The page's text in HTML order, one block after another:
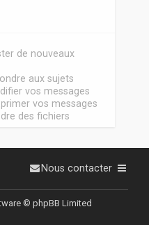
de nouveaux
aux sujets
vos messages
vos messages
des fichiers
Nous contacter
© phpBB Limited